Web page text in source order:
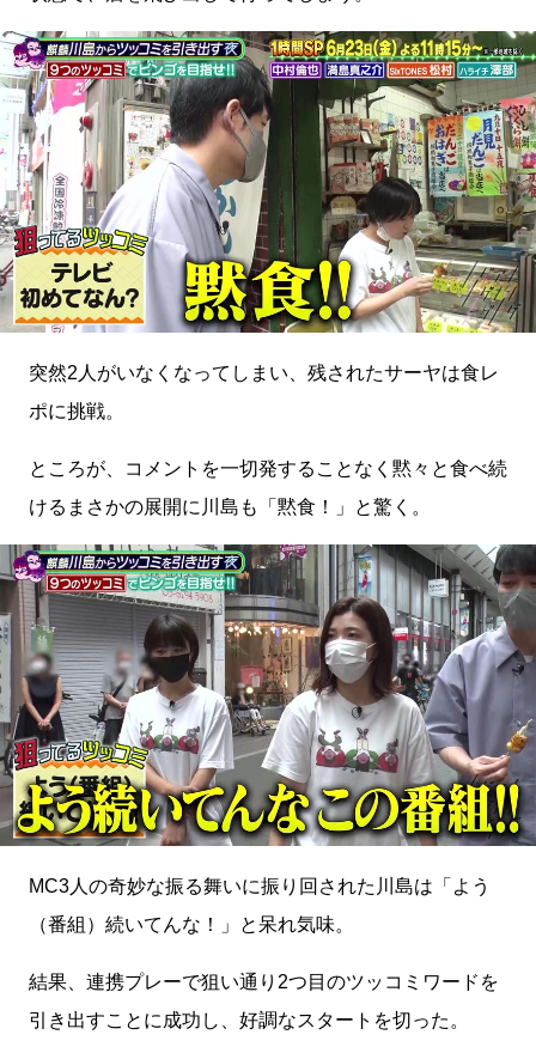
突然2人がいなくなってしまい、残されたサーヤは食レ
ポに挑戦。
ところが、コメントを一切発することなく黙々と食べ続
けるまさかの展開に川島も「黙食！」と驚く。
MC3人の奇妙な振る舞いに振り回された川島は「よう
（番組）続いてんな！」と呆れ気味。
結果、連携プレーで狙い通り2つ目のツッコミワードを
引き出すことに成功し、好調なスタートを切った。